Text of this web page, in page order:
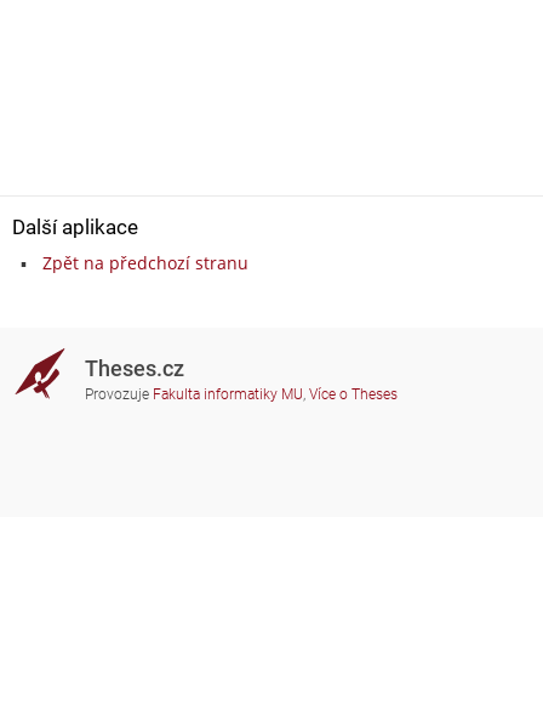
Další aplikace
Zpět na předchozí stranu
Theses.cz
Provozuje Fakulta informatiky MU, Více o Theses